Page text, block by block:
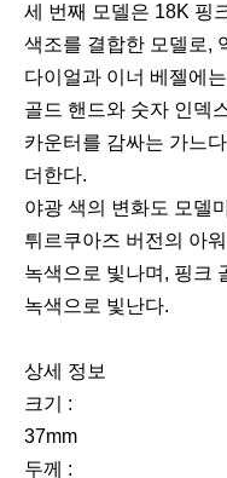
세 번째 모델은 18K 핑
색조를 결합한 모델로,
다이얼과 이너 베젤에
골드 핸드와 숫자 인덱
카운터를 감싸는 가느
더한다.
야광 색의 변화도 모델
튀르쿠아즈 버전의 아
녹색으로 빛나며, 핑크
녹색으로 빛난다.
상세 정보
크기 :
37mm
두께 :